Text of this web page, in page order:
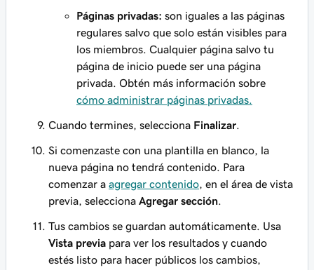
Páginas privadas: son iguales a las páginas
regulares salvo que solo están visibles para
los miembros. Cualquier página salvo tu
página de inicio puede ser una página
privada. Obtén más información sobre
cómo administrar páginas privadas.
Cuando termines, selecciona Finalizar.
Si comenzaste con una plantilla en blanco, la
nueva página no tendrá contenido. Para
comenzar a agregar contenido, en el área de vista
previa, selecciona Agregar sección.
Tus cambios se guardan automáticamente. Usa
Vista previa para ver los resultados y cuando
estés listo para hacer públicos los cambios,